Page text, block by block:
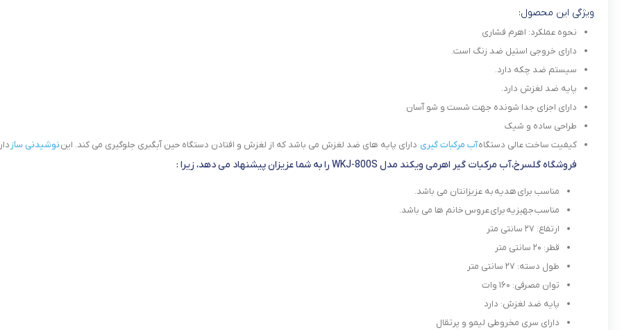
ویژگی این محصول:
نحوه عملکرد: اهرم فشاری
دارای خروجی استیل ضد زنگ است.
سیستم ضد چکه دارد.
پایه ضد لغزش دارد.
دارای اجزای جدا شونده جهت شست و شو آسان
طراحی ساده و شیک
کیفیت ساخت عالی دستگاهآب مرکبات گیری دارای پایه های ضد لغزش می باشد که از لغزش و افتادن دستگاه حین آبگبری جلوگیری می کند. ایننوشیدنی ساز
فروشگاه گلسرخ،آب مرکبات گیر اهرمی ویکند مدل WKJ-800S را به شما عزیزان پیشنهاد می دهد، زیرا :
مناسب برای هدیه به عزیزانتان می باشد.
مناسب جهیزیه برای عروس خانم ها می باشد.
ارتفاع: ۲۷ سانتی متر
قطر: ۲۰ سانتی متر
طول دسته: ۲۷ سانتی متر
توان مصرفی: ۱۶۰ وات
پایه ضد لغزش: دارد
دارای سری مخروطی لیمو و پرتقال